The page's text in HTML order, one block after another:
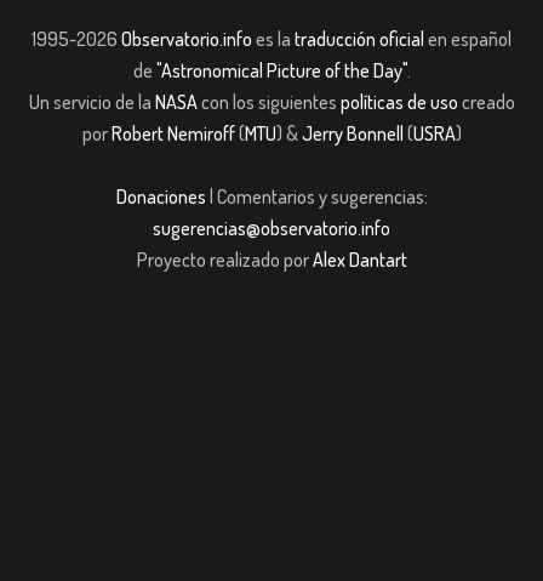
1995-2026 Observatorio.info es la traducción oficial en español
de "Astronomical Picture of the Day".
Un servicio de la NASAcon los siguientes políticas de uso creado
porRobert Nemiroff(MTU) &Jerry Bonnell (USRA)
Donaciones | Comentarios y sugerencias:
sugerencias@observatorio.info
Proyecto realizado porAlex Dantart